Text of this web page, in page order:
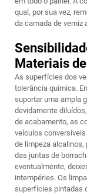
qual, por sua vez,
da camada de verniz
Materiais
As superfícies dos
tolerância química.
suportar uma ampla
devidamente
de acabamento, as
veículos
de limpeza alcalinos,
das juntas de
eventualmente,
intempéries. Os
superfícies pintadas